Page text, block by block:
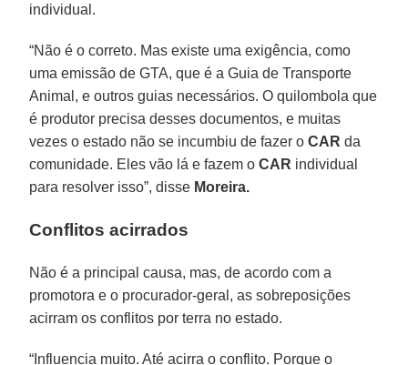
individual.
“Não é o correto. Mas existe uma exigência, como
uma emissão de GTA, que é a Guia de Transporte
Animal, e outros guias necessários. O quilombola que
é produtor precisa desses documentos, e muitas
vezes o estado não se incumbiu de fazer oCAR da
comunidade. Eles vão lá e fazem oCAR individual
para resolver isso”, disse Moreira.
Conflitos acirrados
Não é a principal causa, mas, de acordo com a
promotora e o procurador-geral, as sobreposições
acirram os conflitos por terra no estado.
“Influencia muito. Até acirra o conflito. Porque o